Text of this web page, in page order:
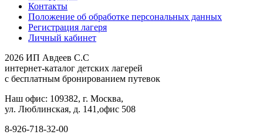
Контакты
Положение об обработке персональных данных
Регистрация лагеря
Личный кабинет
2026 ИП Авдеев С.С
интернет-каталог детских лагерей
с бесплатным бронированием путевок
Наш офис: 109382, г. Москва,
ул. Люблинская, д. 141,офис 508
8-926-718-32-00